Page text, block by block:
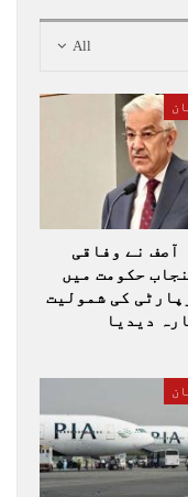
All
آصف نے وفاقی
حکومت میں
کی شمولیت
دیدیا